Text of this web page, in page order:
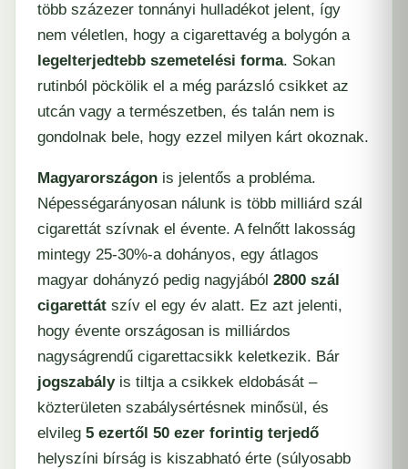
több százezer tonnányi hulladékot jelent, így
nem véletlen, hogy a cigarettavég a bolygón a
legelterjedtebb szemetelési forma. Sokan
rutinból pöckölik el a még parázsló csikket az
utcán vagy a természetben, és talán nem is
gondolnak bele, hogy ezzel milyen kárt okoznak.
Magyarországon is jelentős a probléma.
Népességarányosan nálunk is több milliárd szál
cigarettát szívnak el évente. A felnőtt lakosság
mintegy 25-30%-a dohányos, egy átlagos
magyar dohányzó pedig nagyjából 2800 szál
cigarettát szív el egy év alatt. Ez azt jelenti,
hogy évente országosan is milliárdos
nagyságrendű cigarettacsikk keletkezik. Bár
jogszabályis tiltja a csikkek eldobását –
közterületen szabálysértésnek minősül, és
elvileg 5 ezertől 50 ezer forintig terjedő
helyszíni bírság is kiszabható érte (súlyosabb